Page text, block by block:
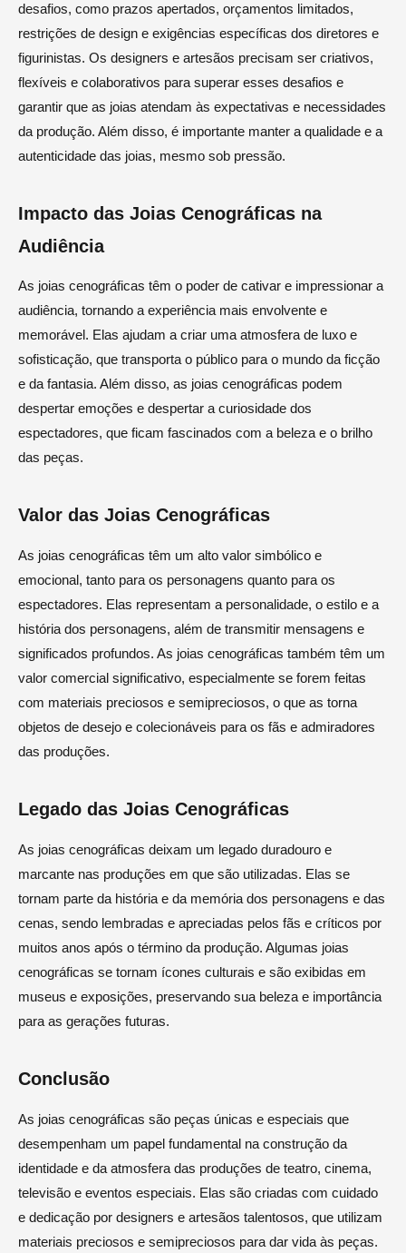
desafios, como prazos apertados, orçamentos limitados,
restrições de design e exigências específicas dos diretores e
figurinistas. Os designers e artesãos precisam ser criativos,
flexíveis e colaborativos para superar esses desafios e
garantir que as joias atendam às expectativas e necessidades
da produção. Além disso, é importante manter a qualidade e a
autenticidade das joias, mesmo sob pressão.
Impacto das Joias Cenográficas na
Audiência
As joias cenográficas têm o poder de cativar e impressionar a
audiência, tornando a experiência mais envolvente e
memorável. Elas ajudam a criar uma atmosfera de luxo e
sofisticação, que transporta o público para o mundo da ficção
e da fantasia. Além disso, as joias cenográficas podem
despertar emoções e despertar a curiosidade dos
espectadores, que ficam fascinados com a beleza e o brilho
das peças.
Valor das Joias Cenográficas
As joias cenográficas têm um alto valor simbólico e
emocional, tanto para os personagens quanto para os
espectadores. Elas representam a personalidade, o estilo e a
história dos personagens, além de transmitir mensagens e
significados profundos. As joias cenográficas também têm um
valor comercial significativo, especialmente se forem feitas
com materiais preciosos e semipreciosos, o que as torna
objetos de desejo e colecionáveis para os fãs e admiradores
das produções.
Legado das Joias Cenográficas
As joias cenográficas deixam um legado duradouro e
marcante nas produções em que são utilizadas. Elas se
tornam parte da história e da memória dos personagens e das
cenas, sendo lembradas e apreciadas pelos fãs e críticos por
muitos anos após o término da produção. Algumas joias
cenográficas se tornam ícones culturais e são exibidas em
museus e exposições, preservando sua beleza e importância
para as gerações futuras.
Conclusão
As joias cenográficas são peças únicas e especiais que
desempenham um papel fundamental na construção da
identidade e da atmosfera das produções de teatro, cinema,
televisão e eventos especiais. Elas são criadas com cuidado
e dedicação por designers e artesãos talentosos, que utilizam
materiais preciosos e semipreciosos para dar vida às peças.